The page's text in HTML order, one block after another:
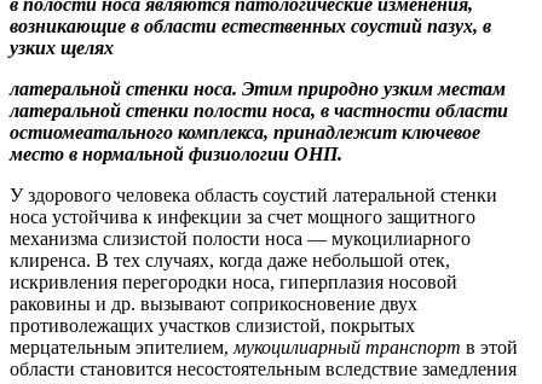
возникающие в области естественных соустий пазух, в
узких щелях
латеральной стенки носа. Этим природно узким местам
латеральной стенки полости носа, в частности области
остиомеатального комплекса, принадлежит ключевое
место в нормальной физиологии ОНП.
У здорового человека область соустий латеральной стенки
носа устойчива к инфекции за счет мощного защитного
механизма слизистой полости носа — мукоцилиарного
клиренса. В тех случаях, когда даже небольшой отек,
искривления перегородки носа, гиперплазия носовой
раковины и др. вызывают соприкосновение двух
противолежащих участков слизистой, покрытых
мерцательным эпителием, мукоцилиарный транспорт в этой
области становится несостоятельным вследствие замедления